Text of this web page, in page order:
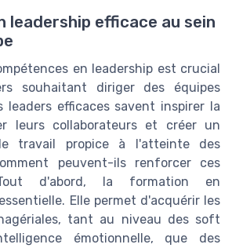
leadership efficace au sein
en leadership est crucial
souhaitant diriger des équipes
leaders efficaces savent inspirer la
leurs collaborateurs et créer un
travail propice à l'atteinte des
peuvent-ils renforcer ces
Tout d'abord, la formation en
Elle permet d'acquérir les
tant au niveau des soft
émotionnelle, que des